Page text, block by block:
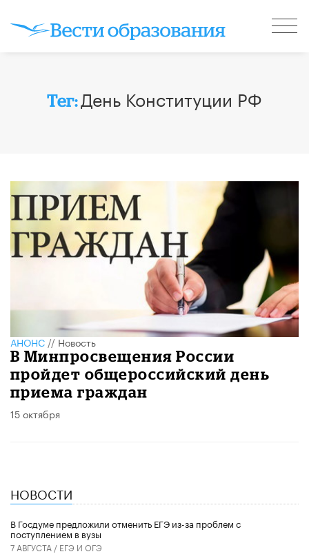
Тег:День Конституции РФ
АНОНС//Новость
В Минпросвещения России
пройдет общероссийский день
приема граждан
15 октября
НОВОСТИ
В Госдуме предложили отменить ЕГЭ из-за проблем с
поступлением в вузы
7 АВГУСТА / ЕГЭ И ОГЭ